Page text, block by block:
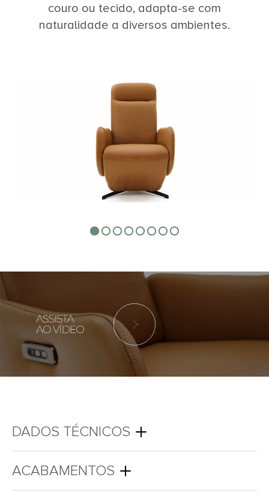
couro ou tecido, adapta-se com
naturalidade a diversos ambientes.
DADOS TÉCNICOS
ACABAMENTOS